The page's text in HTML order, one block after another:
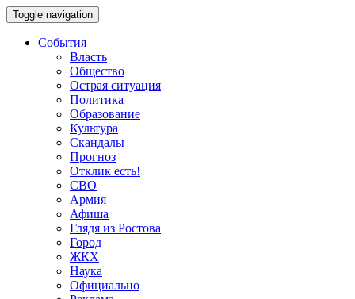
Toggle navigation
События
Власть
Общество
Острая ситуация
Политика
Образование
Культура
Скандалы
Прогноз
Отклик есть!
СВО
Армия
Афиша
Глядя из Ростова
Город
ЖКХ
Наука
Официально